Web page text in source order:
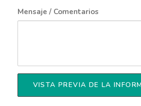
Mensaje / Comentarios